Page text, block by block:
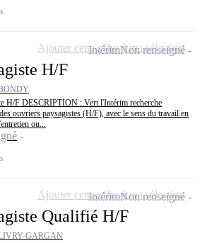
H/F
H/F DESCRIPTION : Vert l'Intérim recherche
ouvriers paysagistes (H/F), avec le sens du travail en
ou...
IntérimNon renseigné
Ajouter cette offre à ma sélection
Qualifié H/F
GARGAN
IntérimNon renseigné
Ajouter cette offre à ma sélection